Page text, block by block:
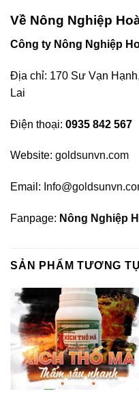
Về Nông Nghiệp
Công ty Nông Nghiệp
Địa chỉ: 170 Sư Vạn
Lai
Điện thoại: 0935 842 567
Website: goldsunvn.com
Email:
Fanpage: Nông Nghiệp
SẢN PHẨM TƯƠNG